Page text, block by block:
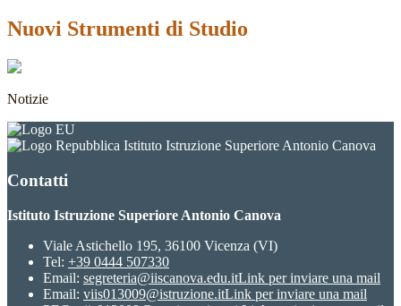
Nuovi Strumenti di Studio
Notizie
Istituto Istruzione Superiore Antonio Canova
Contatti
Istituto Istruzione Superiore Antonio Canova
Viale Astichello 195, 36100 Vicenza (VI)
Tel: +39 0444 507330
Email: segreteria@iiscanova.edu.itLink per inviare una mail
Email: viis013009@istruzione.itLink per inviare una mail